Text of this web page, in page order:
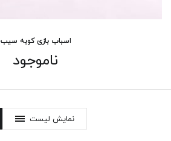
اسباب بازی کوبه سیب
ناموجود
نمایش لیست